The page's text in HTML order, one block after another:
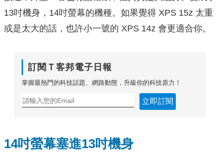
13吋機身，14吋螢幕的機種。如果覺得 XPS 15z 太重
或是太大的話，也許小一號的 XPS 14z 會更適合你。
訂閱Ｔ客邦電子日報
掌握最熱門的科技話題、網路動態，升級你的科技原力！
立即訂閱
14吋螢幕塞進13吋機身